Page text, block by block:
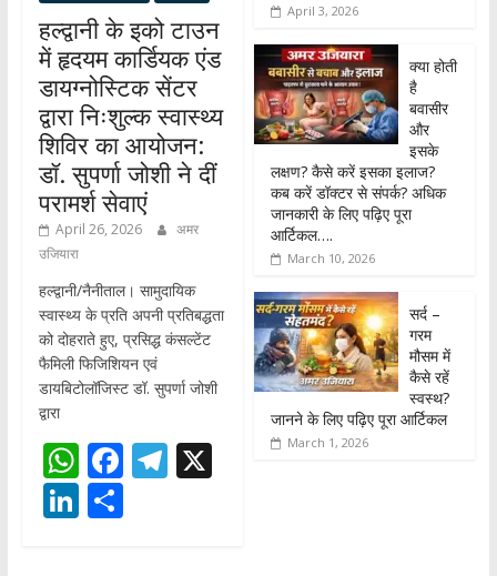
हल्द्वानी के इको टाउन
में हृदयम कार्डियक एंड
डायग्नोस्टिक सेंटर
द्वारा निःशुल्क स्वास्थ्य
शिविर का आयोजन:
डॉ. सुपर्णा जोशी ने दीं
परामर्श सेवाएं
April 26, 2026
अमर
उजियारा
हल्द्वानी/नैनीताल। सामुदायिक
स्वास्थ्य के प्रति अपनी प्रतिबद्धता
को दोहराते हुए, प्रसिद्ध कंसल्टेंट
फैमिली फिजिशियन एवं
डायबिटोलॉजिस्ट डॉ. सुपर्णा जोशी
द्वारा
W
h
at
F
ac
e
T X
Li S
April 3, 2026
क्या होती
है
बवासीर
और
इसके
लक्षण? कैसे करें इसका इलाज?
कब करें डॉक्टर से संपर्क? अधिक
जानकारी के लिए पढ़िए पूरा
आर्टिकल….
March 10, 2026
सर्द –
गरम
मौसम में
कैसे रहें
स्वस्थ?
जानने के लिए पढ़िए पूरा आर्टिकल
March 1, 2026